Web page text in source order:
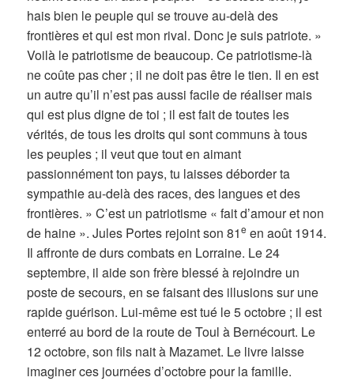
hais bien le peuple qui se trouve au-delà des
frontières et qui est mon rival. Donc je suis patriote. »
Voilà le patriotisme de beaucoup. Ce patriotisme-là
ne coûte pas cher ; il ne doit pas être le tien. Il en est
un autre qu’il n’est pas aussi facile de réaliser mais
qui est plus digne de toi ; il est fait de toutes les
vérités, de tous les droits qui sont communs à tous
les peuples ; il veut que tout en aimant
passionnément ton pays, tu laisses déborder ta
sympathie au-delà des races, des langues et des
frontières. » C’est un patriotisme « fait d’amour et non
de haine ». Jules Portes rejoint son 81e en août 1914.
Il affronte de durs combats en Lorraine. Le 24
septembre, il aide son frère blessé à rejoindre un
poste de secours, en se faisant des illusions sur une
rapide guérison. Lui-même est tué le 5 octobre ; il est
enterré au bord de la route de Toul à Bernécourt. Le
12 octobre, son fils nait à Mazamet. Le livre laisse
imaginer ces journées d’octobre pour la famille.